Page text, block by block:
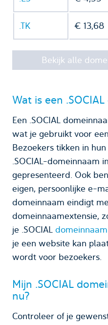
.TK € 13,68
Bekijk alle
Wat is een
Een .SOCIAL
wat je gebruikt voor
Bezoekers tikken in
.SOCIAL-domeinnaam
gepresenteerd. Ook
eigen, persoonlijke e-
domeinnaam eindigt
domeinnaamextensie,
je .SOCIAL
je een website kan
wordt voor bezoekers.
Mijn .SOCIAL
nu?
Controleer of je